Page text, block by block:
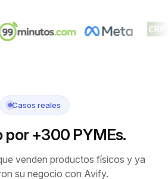
Casos reales
por +300 PYMEs.
venden productos físicos y ya
su negocio con Avify.